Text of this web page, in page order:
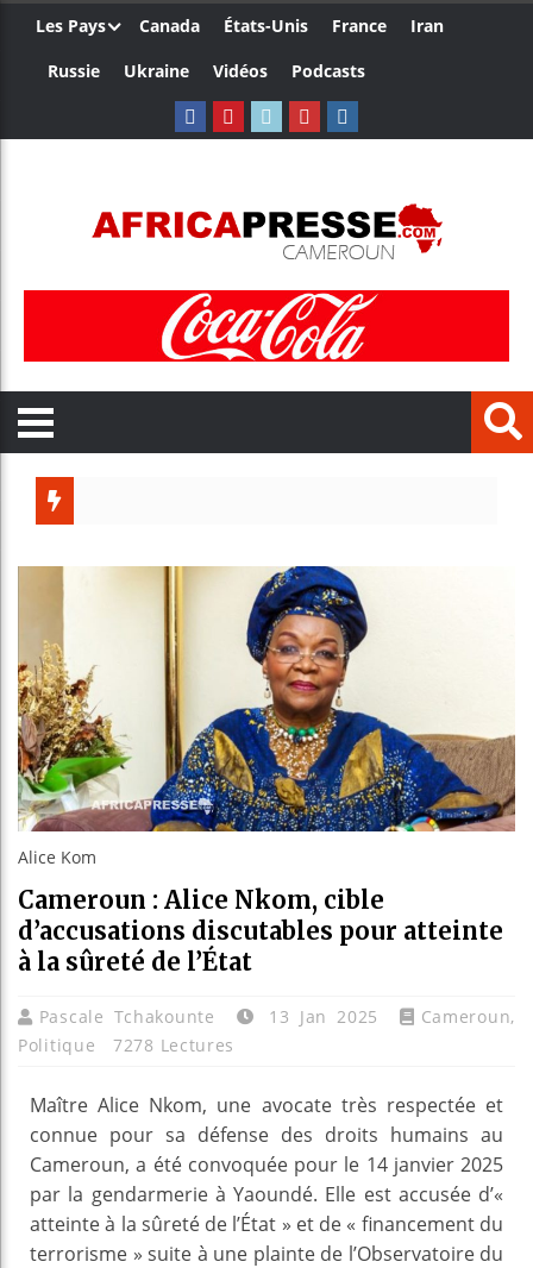
Les Pays Canada États-Unis France
Iran
Russie
Ukraine Vidéos Podcasts
Alice Kom
Cameroun : Alice Nkom, cible
d’accusations discutables pour atteinte
à la sûreté de l’État
Pascale Tchakounte 13 Jan 2025 Cameroun,
Politique
7278 Lectures
Maître Alice Nkom, une avocate très respectée et
connue pour sa défense des droits humains au
Cameroun, a été convoquée pour le 14 janvier 2025
par la gendarmerie à Yaoundé. Elle est accusée d’«
atteinte à la sûreté de l’État » et de « financement du
terrorisme » suite à une plainte de l’Observatoire du